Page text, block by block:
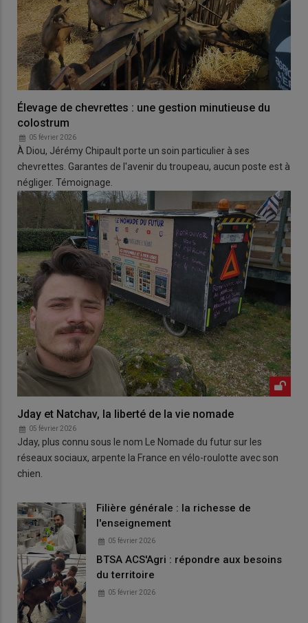
Élevage de chevrettes : une gestion minutieuse du
colostrum
05 février 2026
À Diou, Jérémy Chipault porte un soin particulier à ses
chevrettes. Garantes de l'avenir du troupeau, aucun poste est à
négliger. Témoignage.
Jday et Natchav, la liberté de la vie nomade
05 février 2026
Jday, plus connu sous le nom Le Nomade du futur sur les
réseaux sociaux, arpente la France en vélo-roulotte avec son
chien.
Filière générale : la richesse de
l'enseignement
05 février 2026
BTSA ACS'Agri : répondre aux besoins
du territoire
05 février 2026